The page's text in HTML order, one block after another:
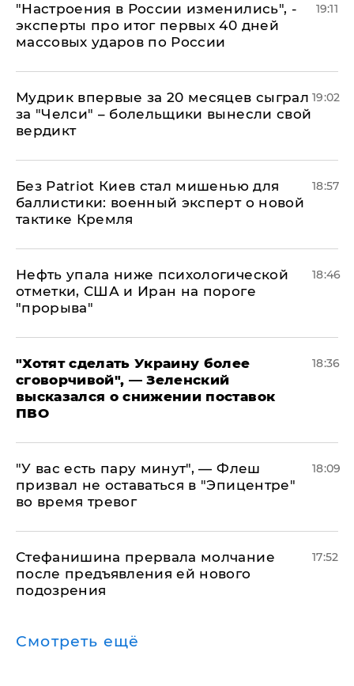
"Настроения в России изменились", -
эксперты про итог первых 40 дней
массовых ударов по России
19:11
Мудрик впервые за 20 месяцев сыграл
за "Челси" – болельщики вынесли свой
вердикт
19:02
​Без Patriot Киев стал мишенью для
баллистики: военный эксперт о новой
тактике Кремля
18:57
Нефть упала ниже психологической
отметки, США и Иран на пороге
"прорыва"
18:46
​"Хотят сделать Украину более
сговорчивой", — Зеленский
высказался о снижении поставок
ПВО
18:36
​"У вас есть пару минут", — Флеш
призвал не оставаться в "Эпицентре"
во время тревог
18:09
Стефанишина прервала молчание
после предъявления ей нового
подозрения
17:52
Смотреть ещё